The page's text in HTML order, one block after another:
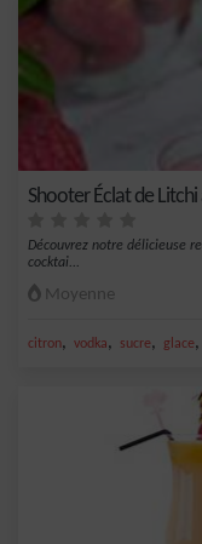
Shooter Éclat de Litchi
Découvrez notre délicieuse
cocktai...
Moyenne
citron, vodka, sucre, glace,